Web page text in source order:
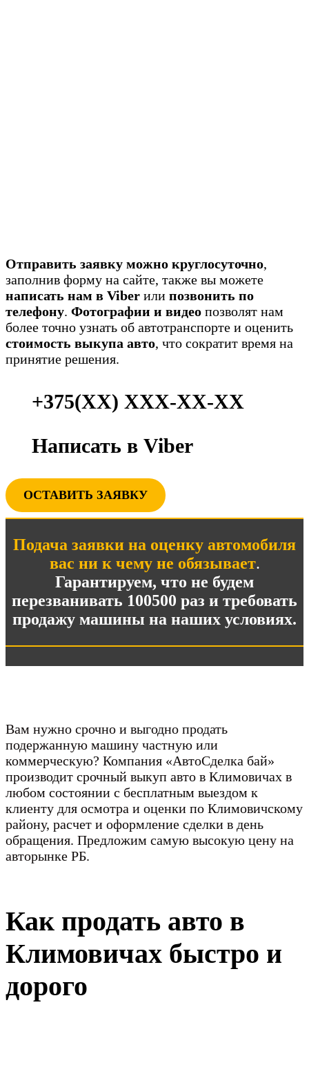
Отправить заявку можно круглосуточно,
заполнив форму на сайте, также вы можете
написать нам в Viber или позвонить по
телефону. Фотографии и видео позволят нам
более точно узнать об автотранспорте и оценить
стоимость выкупа авто, что сократит время на
принятие решения.
+375(ХХ) ХХХ-ХХ-ХХ
Написать в Viber
ОСТАВИТЬ ЗАЯВКУ
Подача заявки на оценку автомобиля
вас ни к чему не обязывает.
Гарантируем, что не будем
перезванивать 100500 раз и требовать
продажу машины на наших условиях.
Вам нужно срочно и выгодно продать
подержанную машину частную или
коммерческую? Компания «АвтоСделка бай»
производит срочный выкуп авто в Климовичах в
любом состоянии с бесплатным выездом к
клиенту для осмотра и оценки по Климовичскому
району, расчет и оформление сделки в день
обращения. Предложим самую высокую цену на
авторынке РБ.
Как продать авто в
Климовичах быстро и
дорого